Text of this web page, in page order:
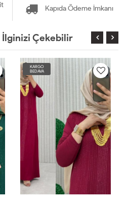
Kapıda Ödeme İmkanı
İlginizi Çekebilir
KARGO
BEDAVA